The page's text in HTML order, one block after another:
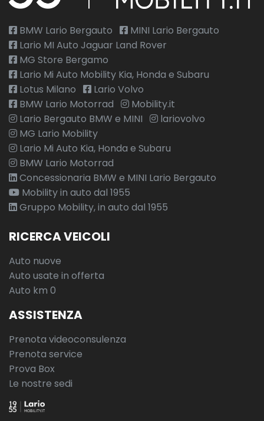
Poggiatesta posteriori
Portellone posteriore manuale
Power socket pack 1 (fornisce 2 porte usb e 3 prese da 12v)
Preparazione per il gancio elettrico
Presa usb
Pulsante avvio motore - start
Quadro strumenti da 5 con quadranti analogici
Rilevatore temperatura esterna
Ripartitore della forza frenante (ebd)
Rivestimento padiglione light oyster in tessuto morzine
Sedile posteriore ribaltabile 40:20:40
Sedili anteriori elettrici a 10 regolazioni
Sedili ebony in pelle arricchita con interni ebony/ebony
Sensori parcheggio anteriori e posteriori
illuminazione
BMW Lario Bergauto
MINI Lario Bergauto
Lario MI Auto Jaguar Land Rover
MG Store Bergamo
Lario Mi Auto Mobility Kia, Honda e Subaru
Lotus Milano
Lario Volvo
BMW Lario Motorrad
Mobility.it
Lario Bergauto BMW e MINI
lariovolvo
MG Lario Mobility
Lario Mi Auto Kia, Honda e Subaru
BMW Lario Motorrad
Concessionaria BMW e MINI Lario Bergauto
Mobility in auto dal 1955
Gruppo Mobility, in auto dal 1955
RICERCA VEICOLI
Auto nuove
Auto usate in offerta
Auto km 0
ASSISTENZA
Prenota videoconsulenza
Prenota service
Prova Box
Le nostre sedi